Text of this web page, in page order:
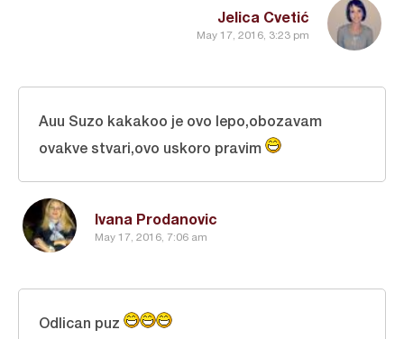
Jelica Cvetić
May 17, 2016, 3:23 pm
Ivana Prodanovic
May 17, 2016, 7:06 am
Auu Suzo kakakoo je ovo lepo,obozavam
ovakve stvari,ovo uskoro pravim
Odlican puz